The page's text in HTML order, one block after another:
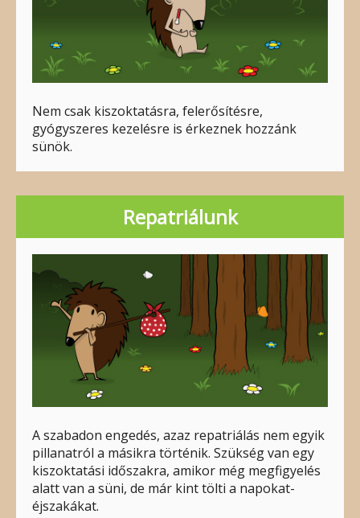
Nem csak kiszoktatásra, felerősítésre,
gyógyszeres kezelésre is érkeznek hozzánk
sünök.
Repatriálunk
A szabadon engedés, azaz repatriálás nem egyik
pillanatról a másikra történik. Szükség van egy
kiszoktatási időszakra, amikor még megfigyelés
alatt van a süni, de már kint tölti a napokat-
éjszakákat.